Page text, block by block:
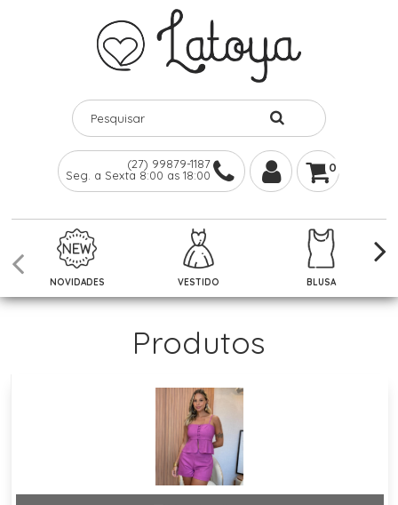
(27) 99879-1187
Seg. a Sexta 8:00 as 18:00
0
NOVIDADES VESTIDO BLUSA
Produtos